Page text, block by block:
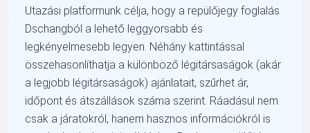
Utazási platformunk célja, hogy a repülőjegy foglalás
Dschangból a lehető leggyorsabb és
legkényelmesebb legyen. Néhány kattintással
összehasonlíthatja a különböző légitársaságok (akár
a legjobb légitársaságok) ajánlatait, szűrhet ár,
időpont és átszállások száma szerint. Ráadásul nem
csak a járatokról, hanem hasznos információkról is